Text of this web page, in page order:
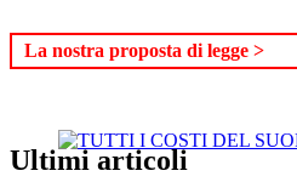
La nostra proposta di legge >
Ultimi articoli